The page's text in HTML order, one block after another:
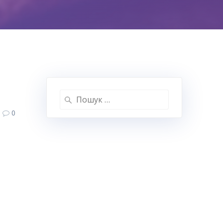
0
Пошук: